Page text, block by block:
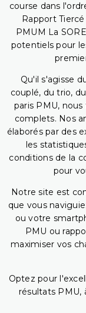
course dans
Rapport
PMUM La
potentiels pour
Qu'il s'agisse
couplé, du trio,
paris PMU,
complets. Nos
élaborés par des
les
conditions de la
pour
Notre site est
que vous
ou votre
PMU ou
maximiser vos
Optez pour
résultats PMU,